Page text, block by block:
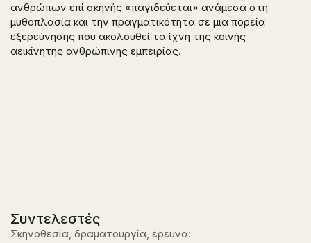
ανθρώπων επί σκηνής «παγιδεύεται» ανάμεσα στη
μυθοπλασία και την πραγματικότητα σε μια πορεία
εξερεύνησης που ακολουθεί τα ίχνη της κοινής
αεικίνητης ανθρώπινης εμπειρίας.
Συντελεστές
Σκηνοθεσία, δραματουργία, έρευνα: